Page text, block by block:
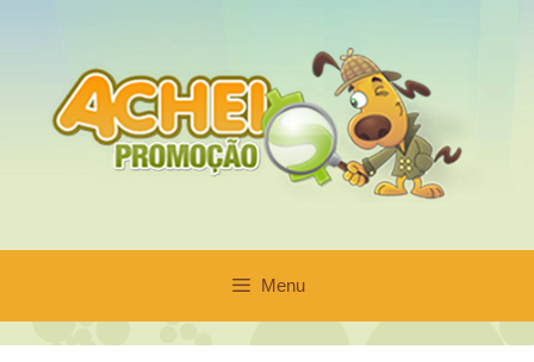
conteúdo
Menu